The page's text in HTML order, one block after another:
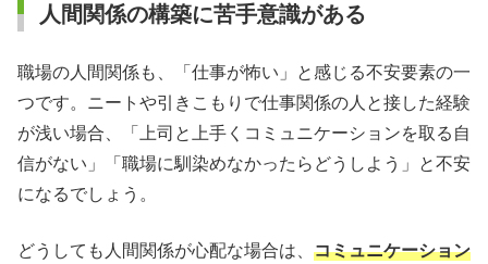
人間関係の構築に苦手意識がある
職場の人間関係も、「仕事が怖い」と感じる不安要素の一
つです。ニートや引きこもりで仕事関係の人と接した経験
が浅い場合、「上司と上手くコミュニケーションを取る自
信がない」「職場に馴染めなかったらどうしよう」と不安
になるでしょう。
どうしても人間関係が心配な場合は、 コミュニケーション